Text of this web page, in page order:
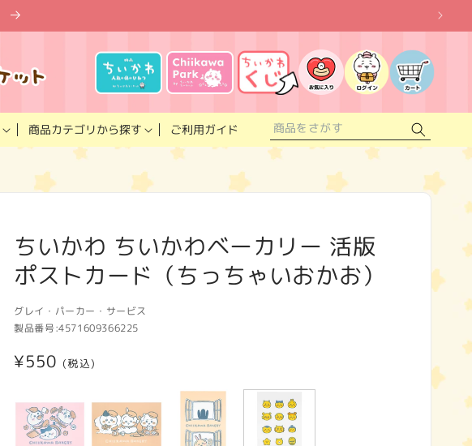
商品カテゴリから探す ご利用ガイド
入
り
ス
ト
グ
イ
カ
ー
ト
ちいかわ ちいかわベーカリー 活版
ポストカード（ちっちゃいおかお）
グレイ・パーカー・サービス
製品番号:4571609366225
通
価
格
¥550 (税込)